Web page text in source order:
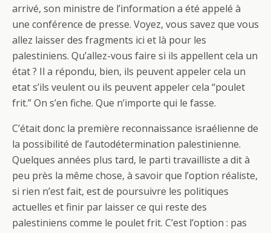
arrivé, son ministre de l’information a été appelé à
une conférence de presse. Voyez, vous savez que vous
allez laisser des fragments ici et là pour les
palestiniens. Qu’allez-vous faire si ils appellent cela un
état ? Il a répondu, bien, ils peuvent appeler cela un
etat s’ils veulent ou ils peuvent appeler cela “poulet
frit.” On s’en fiche. Que n’importe qui le fasse.
C’était donc la première reconnaissance israélienne de
la possibilité de l’autodétermination palestinienne.
Quelques années plus tard, le parti travailliste a dit à
peu près la même chose, à savoir que l’option réaliste,
si rien n’est fait, est de poursuivre les politiques
actuelles et finir par laisser ce qui reste des
palestiniens comme le poulet frit. C’est l’option : pas